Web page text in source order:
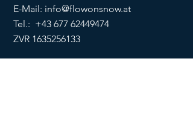
E-Mail: info@flowonsnow.at
Tel.: +43 677 62449474
ZVR 1635256133